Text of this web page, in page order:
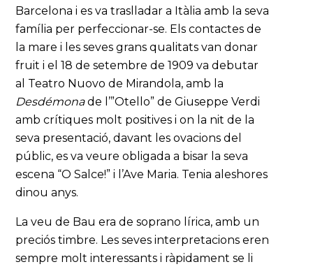
Barcelona i es va traslladar a Itàlia amb la seva
família per perfeccionar-se. Els contactes de
la mare i les seves grans qualitats van donar
fruit i el 18 de setembre de 1909 va debutar
al Teatro Nuovo de Mirandola, amb la
Desdémonade l’”Otello” de Giuseppe Verdi
amb crítiques molt positives i on la nit de la
seva presentació, davant les ovacions del
públic, es va veure obligada a bisar la seva
escena “O Salce!” i l’Ave Maria. Tenia aleshores
dinou anys.
La veu de Bau era de soprano lírica, amb un
preciós timbre. Les seves interpretacions eren
sempre molt interessants i ràpidament se li